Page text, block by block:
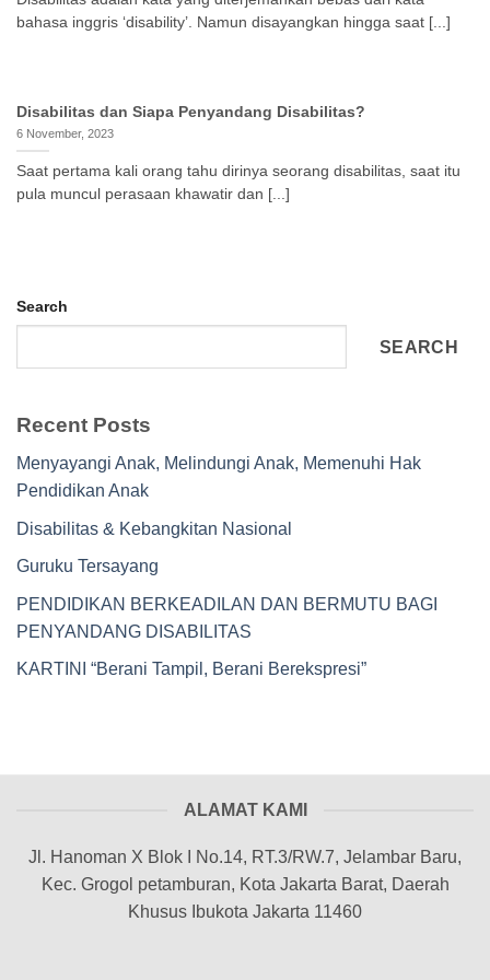
bahasa inggris ‘disability’. Namun disayangkan hingga saat [...]
Disabilitas dan Siapa Penyandang Disabilitas?
6 November, 2023
Saat pertama kali orang tahu dirinya seorang disabilitas, saat itu
pula muncul perasaan khawatir dan [...]
Search
SEARCH
Recent Posts
Menyayangi Anak, Melindungi Anak, Memenuhi Hak
Pendidikan Anak
Disabilitas & Kebangkitan Nasional
Guruku Tersayang
PENDIDIKAN BERKEADILAN DAN BERMUTU BAGI
PENYANDANG DISABILITAS
KARTINI “Berani Tampil, Berani Berekspresi”
ALAMAT KAMI
Jl. Hanoman X Blok I No.14, RT.3/RW.7, Jelambar Baru,
Kec. Grogol petamburan, Kota Jakarta Barat, Daerah
Khusus Ibukota Jakarta 11460